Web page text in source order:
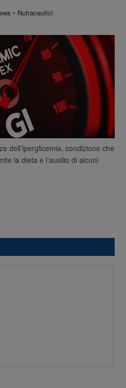
• Nutraceutici
dell’iperglicemia, condizione che
la dieta e l’ausilio di alcuni